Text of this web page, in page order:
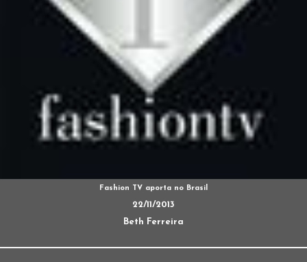
Fashion TV aporta no Brasil
22/11/2013
Beth Ferreira